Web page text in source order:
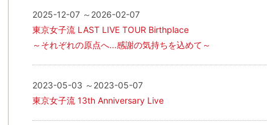
2025-12-07 ～2026-02-07
東京女子流 LAST LIVE TOUR Birthplace
～それぞれの原点へ...感謝の気持ちを込めて～
2023-05-03 ～2023-05-07
東京女子流 13th Anniversary Live